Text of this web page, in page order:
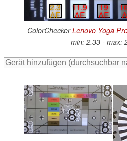
2.3
∆E
11.9
∆E
19
∆E
ColorCheckerLenovo Yoga
min: 2.33 - max: